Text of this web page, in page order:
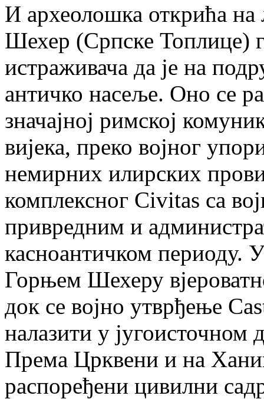
И археолошка открића
Шехер (Српске Топлице)
истраживача да је на
античко насеље. Оно се
значајној римској
вијека, преко војног
немирних илирских
комплексног Civitas са
привредним и
касноантичком периоду.
Горњем Шехеру
док се војно утврђење
налазити у југоисточном
Према Црквени и на
распоређени цивилни